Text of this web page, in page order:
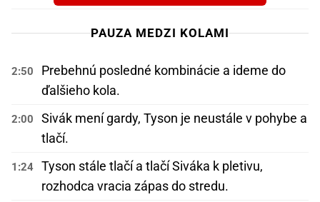
PAUZA MEDZI KOLAMI
2:50
Prebehnú posledné kombinácie a ideme do
ďalšieho kola.
2:00
Sivák mení gardy, Tyson je neustále v pohybe a
tlačí.
1:24
Tyson stále tlačí a tlačí Siváka k pletivu,
rozhodca vracia zápas do stredu.